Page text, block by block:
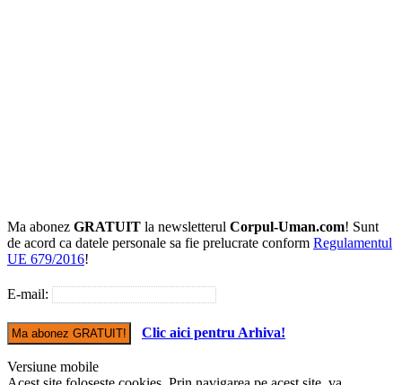
Ma abonez GRATUIT la newsletterul Corpul-Uman.com! Sunt
de acord ca datele personale sa fie prelucrate conform Regulamentul
UE 679/2016!
E-mail:
Clic aici pentru Arhiva!
Versiune mobile